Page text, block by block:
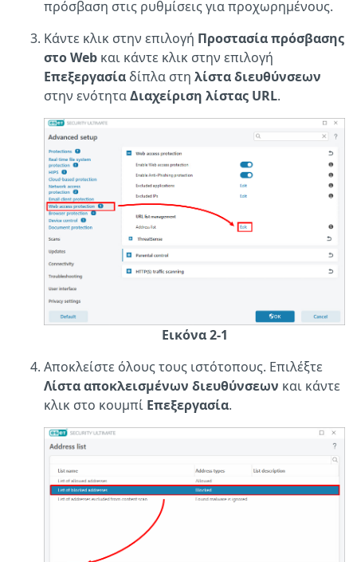
πρόσβαση στις ρυθμίσεις για προχωρημένους.
Κάντε κλικ στην επιλογή Προστασία πρόσβασης
στο Web και κάντε κλικ στην επιλογή
Επεξεργασία δίπλα στη λίστα διευθύνσεων
στην ενότηταΔιαχείριση λίστας URL.
Εικόνα 2-1
Αποκλείστε όλους τους ιστότοπους. Επιλέξτε
Λίστα αποκλεισμένων διευθύνσεων και κάντε
κλικ στο κουμπί Επεξεργασία.